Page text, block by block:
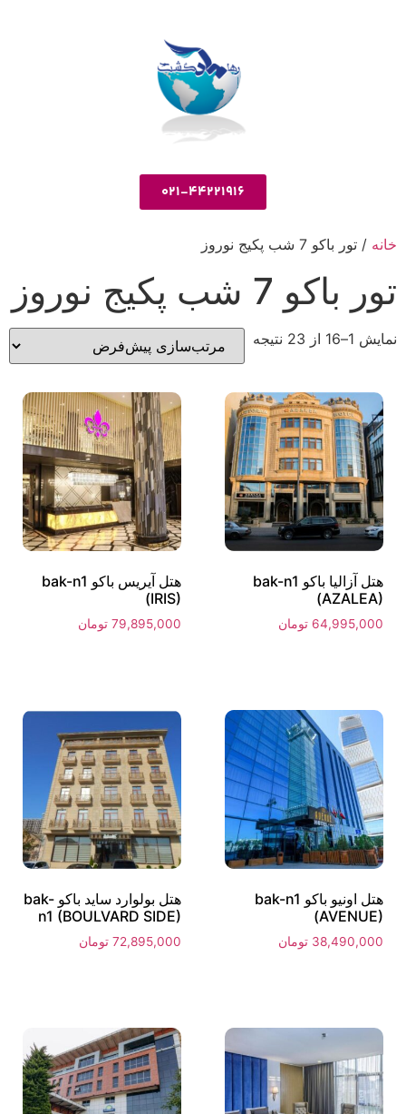
021-44221916
خانه / تور باکو 7 شب پکیج نوروز
تور باکو 7 شب پکیج نوروز
نمایش 1–16 از 23 نتیجه
هتل آزالیا باکو bak-n1
(AZALEA)
64,995,000 تومان
هتل آیریس باکو bak-n1
(IRIS)
79,895,000 تومان
هتل اونیو باکو bak-n1
(AVENUE)
38,490,000 تومان
هتل بولوارد ساید باکو bak-
n1 (BOULVARD SIDE)
72,895,000 تومان